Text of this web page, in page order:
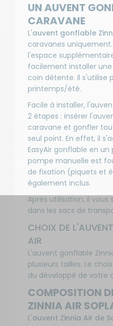
16 - 10,25 à
-
Développé
compris
entre 10,50
à 10,75 m
Référence :
RG-
Taille -
Développé :
17 - 10,50 à
10,75 m
-
Développé
compris
entre 10,75
Référence :
RG-
Taille -
11,00 m
-
Développé
compris
entre 11 à
11,25 m
Référence :
UN AUVENT
CARAVANE
L'auvent gonflable
caravanes
l'espace
facilement installer
coin détente. Il s'utilise
printemps/été.
Facile à installer,
2 étapes : insérer
caravane et gonfler
seul point. En effet, il
EasyAir gonflable en un
pompe manuelle est
de fixation (piquets et
également inclus.
Après utilisation, il
dans les sacs de
CHOIX DE
AIR
L'auvent gonflable
plusieurs tailles. Le
du développé de votre
COMPOSITION
ZINNIA AIR
L'auvent Zinnia Air de